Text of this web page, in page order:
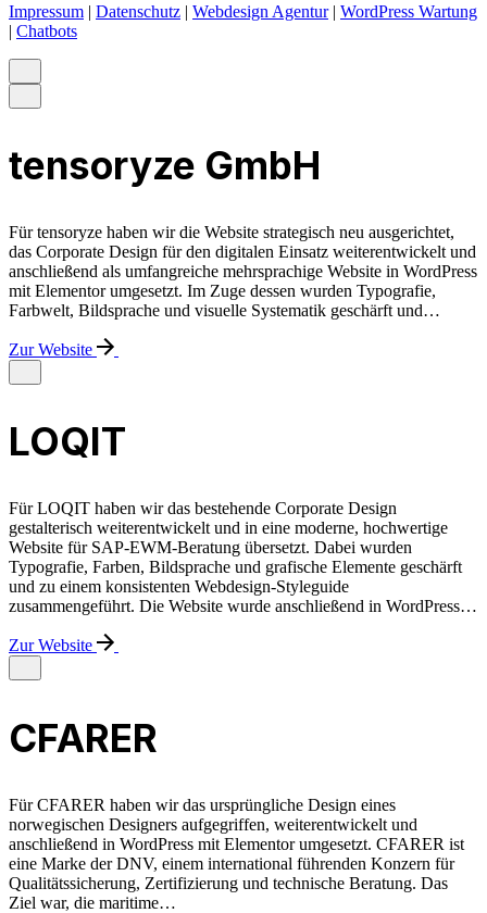
Impressum | Datenschutz | Webdesign Agentur| WordPress Wartung
| Chatbots
tensoryze GmbH
Für tensoryze haben wir die Website strategisch neu ausgerichtet,
das Corporate Design für den digitalen Einsatz weiterentwickelt und
anschließend als umfangreiche mehrsprachige Website in WordPress
mit Elementor umgesetzt. Im Zuge dessen wurden Typografie,
Farbwelt, Bildsprache und visuelle Systematik geschärft und…
Zur Website
LOQIT
Für LOQIT haben wir das bestehende Corporate Design
gestalterisch weiterentwickelt und in eine moderne, hochwertige
Website für SAP-EWM-Beratung übersetzt. Dabei wurden
Typografie, Farben, Bildsprache und grafische Elemente geschärft
und zu einem konsistenten Webdesign-Styleguide
zusammengeführt. Die Website wurde anschließend in WordPress…
Zur Website
CFARER
Für CFARER haben wir das ursprüngliche Design eines
norwegischen Designers aufgegriffen, weiterentwickelt und
anschließend in WordPress mit Elementor umgesetzt. CFARER ist
eine Marke der DNV, einem international führenden Konzern für
Qualitäts­sicherung, Zertifizierung und technische Beratung. Das
Ziel war, die maritime…